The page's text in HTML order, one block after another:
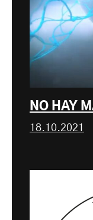
NO HAY
18.10.2021